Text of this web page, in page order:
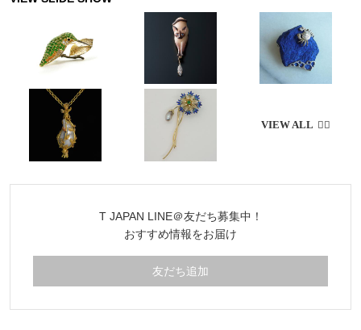
T JAPAN LINE＠友だち募集中！
おすすめ情報をお届け
友だち追加